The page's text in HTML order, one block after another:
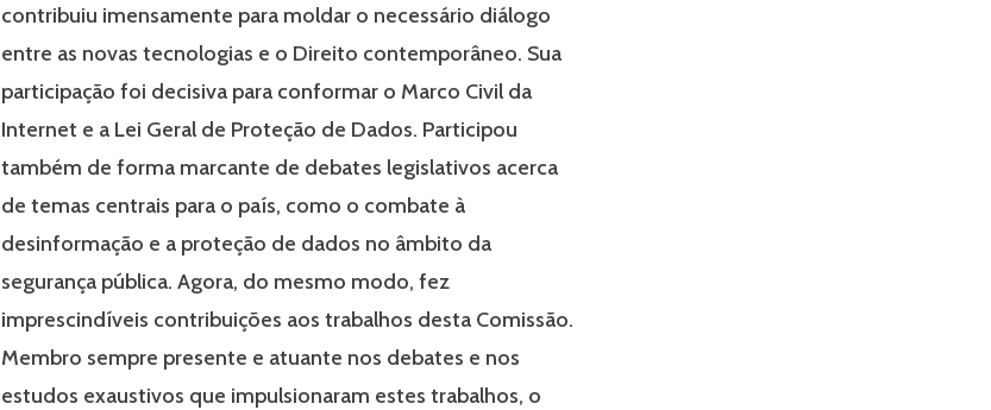
contribuiu imensamente para moldar o necessário diálogo
entre as novas tecnologias e o Direito contemporâneo. Sua
participação foi decisiva para conformar o Marco Civil da
Internet e a Lei Geral de Proteção de Dados. Participou
também de forma marcante de debates legislativos acerca
de temas centrais para o país, como o combate à
desinformação e a proteção de dados no âmbito da
segurança pública. Agora, do mesmo modo, fez
imprescindíveis contribuições aos trabalhos desta Comissão.
Membro sempre presente e atuante nos debates e nos
estudos exaustivos que impulsionaram estes trabalhos, o